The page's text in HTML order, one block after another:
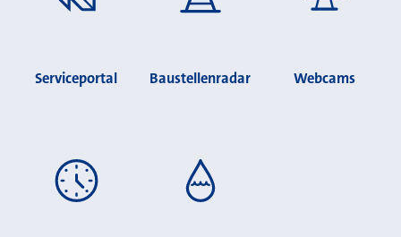
Serviceportal Baustellenradar Webcams